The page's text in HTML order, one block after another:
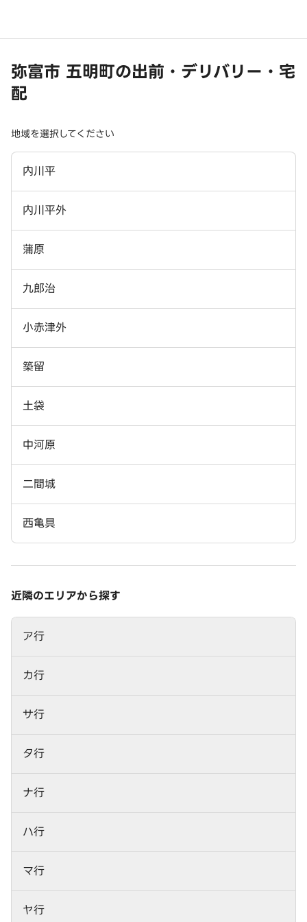
弥富市 五明町の出前・デリバリー・宅
配
地域を選択してください
内川平
内川平外
蒲原
九郎治
小赤津外
築留
土袋
中河原
二間城
西亀具
近隣のエリアから探す
ア行
カ行
サ行
タ行
ナ行
ハ行
マ行
ヤ行